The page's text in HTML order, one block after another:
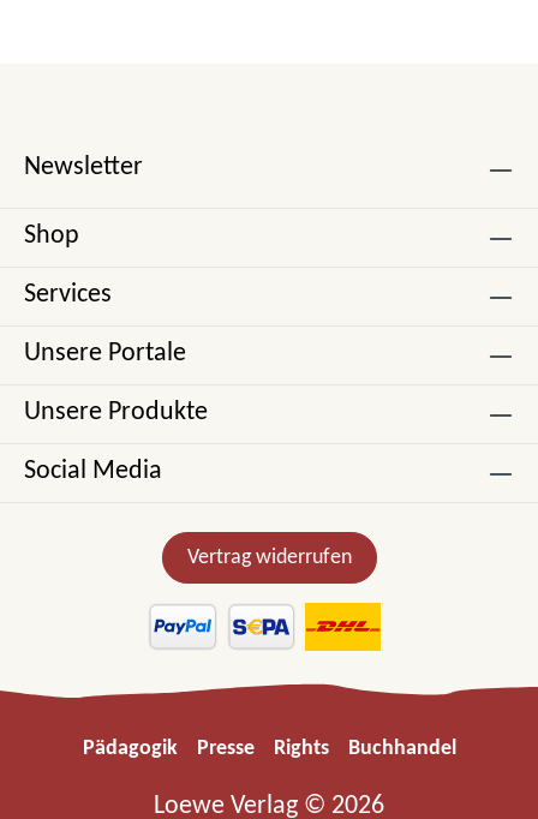
Newsletter
Shop
Services
Unsere Portale
Unsere Produkte
Social Media
Vertrag widerrufen
Pädagogik Presse Rights Buchhandel
Loewe Verlag © 2026